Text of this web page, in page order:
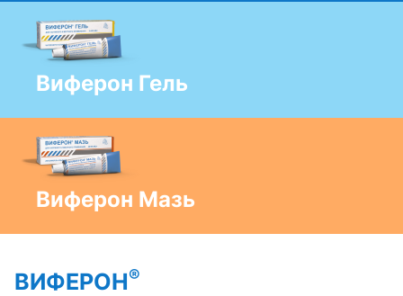
Виферон Гель
Виферон Мазь
ВИФЕРОН®